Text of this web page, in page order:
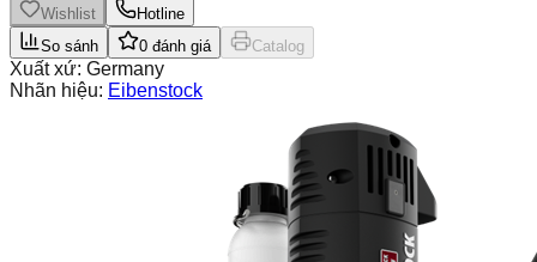
Wishlist
Hotline
So sánh
0 đánh giá Catalog
Xuất xứ: Germany
Nhãn hiệu: Eibenstock